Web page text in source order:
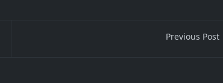
Previous Post